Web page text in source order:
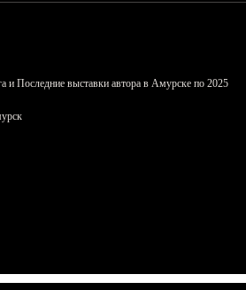
Последние выставки автора в Амурске по 2025